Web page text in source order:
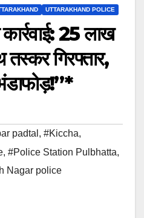
UTTARAKHAND POLICE
25 लाख
गिरफ्तार,
padtal , #Kiccha,
, #Police Station Pulbhatta,
Nagar police